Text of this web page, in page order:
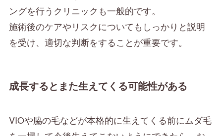
ングを行うクリニックも一般的です。
施術後のケアやリスクについてもしっかりと説明
を受け、適切な判断をすることが重要です。
成長するとまた生えてくる可能性がある
VIOや脇の毛などが本格的に生えてくる前にムダ毛